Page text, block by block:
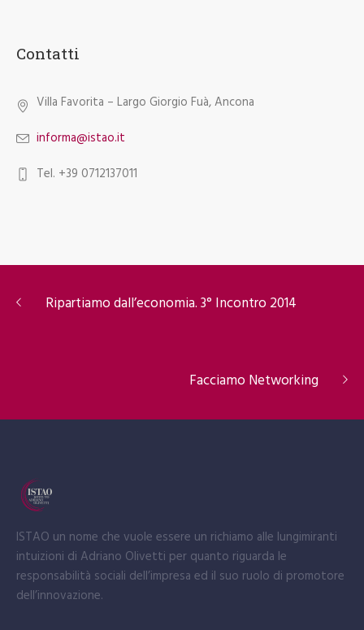
Contatti
Villa Favorita – Largo Giorgio Fuà, Ancona
informa@istao.it
Tel. +39 0712137011
Ripartiamo dall’economia. 3° Incontro 2014
Facciamo Networking
ISTAO un nome che vuole essere un richiamo alle lungimiranti
intuizioni di Adriano Olivetti per quanto riguarda le
responsabilità sociali dell’impresa ed il suo ruolo di promotore
dell’innovazione.